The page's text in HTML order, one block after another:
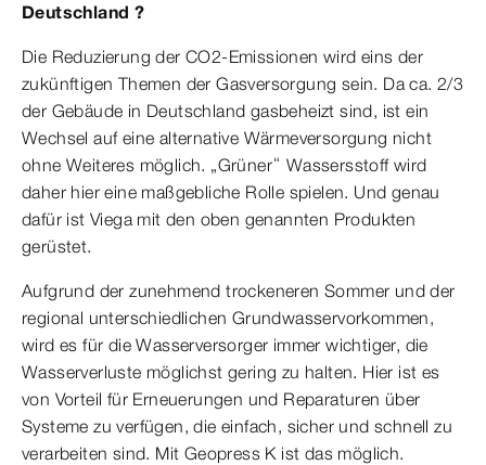
Deutschland ?
Die Reduzierung der CO2-Emissionen wird eins der
zukünftigen Themen der Gasversorgung sein. Da ca. 2/3
der Gebäude in Deutschland gasbeheizt sind, ist ein
Wechsel auf eine alternative Wärmeversorgung nicht
ohne Weiteres möglich. „Grüner“ Wassersstoff wird
daher hier eine maßgebliche Rolle spielen. Und genau
dafür ist Viega mit den oben genannten Produkten
gerüstet.
Aufgrund der zunehmend trockeneren Sommer und der
regional unterschiedlichen Grundwasservorkommen,
wird es für die Wasserversorger immer wichtiger, die
Wasserverluste möglichst gering zu halten. Hier ist es
von Vorteil für Erneuerungen und Reparaturen über
Systeme zu verfügen, die einfach, sicher und schnell zu
verarbeiten sind. Mit Geopress K ist das möglich.